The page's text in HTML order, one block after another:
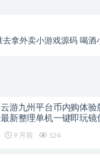
拿外卖小游戏源码 喝酒
游九州平台币内购体验
新整理单机一键即玩镜
9 月前 124